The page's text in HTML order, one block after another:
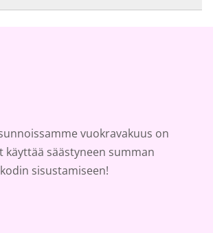
vuokravakuus on
käyttää säästyneen summan
sisustamiseen!